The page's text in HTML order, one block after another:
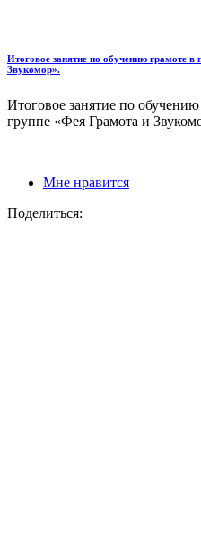
Итоговое занятие по обучению грамоте
Звукомор».
Итоговое занятие по
группе «Фея Грамота и
Мне нравится
Поделиться: